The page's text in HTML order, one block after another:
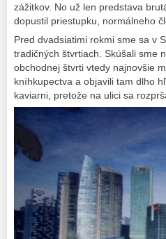
zážitkov. No už len predstava
dopustil priestupku, normálneho
Pred dvadsiatimi rokmi sme sa v
tradičných štvrtiach. Skúšali sme
obchodnej štvrti vtedy najnovšie
kníhkupectva a objavili tam dlho
kaviarni, pretože na ulici sa